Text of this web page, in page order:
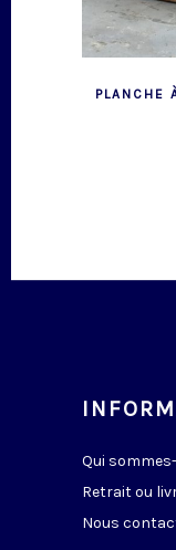
PLANCHE
Qui
Retrait ou
Nous